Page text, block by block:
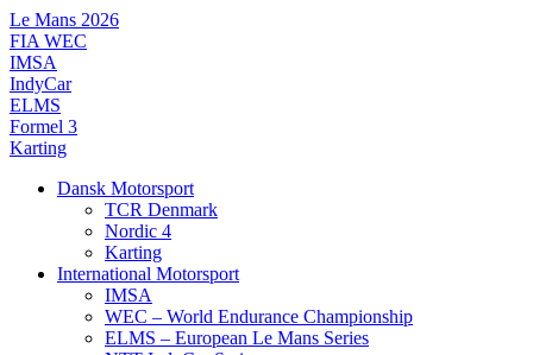
Videre
til
indhold
Le Mans 2026
FIA WEC
IMSA
IndyCar
ELMS
Formel 3
Karting
Dansk Motorsport
TCR Denmark
Nordic 4
Karting
International Motorsport
IMSA
WEC – World Endurance Championship
ELMS – European Le Mans Series